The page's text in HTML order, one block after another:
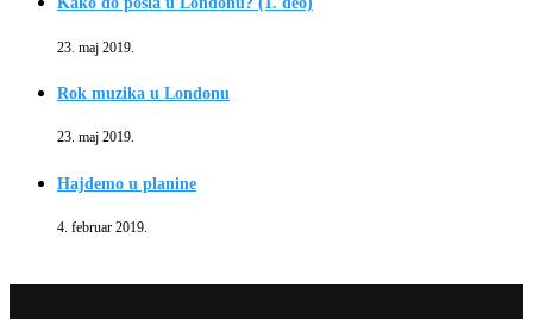
23. maj 2019.
Rok muzika u Londonu
23. maj 2019.
Hajdemo u planine
4. februar 2019.